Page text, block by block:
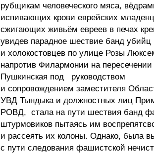
рубщикам человеческого мяса,
испивающих крови еврейских
сжигающих живьём евреев в печах
увидев парадное шествие банд убийц
и холокостовцев по улице Розы
напротив Филармонии на
Пушкинская под руководством
и сопровождением заместителя
УВД Тындыка и должностных лиц
РОВД, стала на пути шествия банд
штурмовиков пытаясь им
и рассеять их колоны. Однако, была
с пути следования фашистской